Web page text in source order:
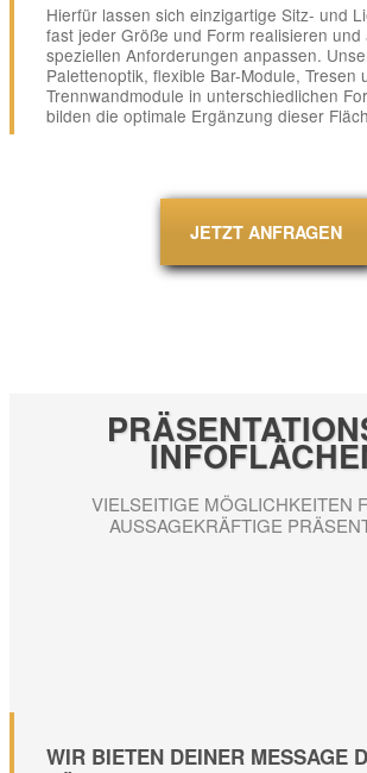
Hierfür lassen sich einzigartige Sitz- und
fast jeder Größe und Form realisieren und
speziellen Anforderungen anpassen.
Palettenoptik, flexible Bar-Module, Tresen
Trennwandmodule in unterschiedlichen
bilden die optimale Ergänzung dieser
JETZT ANFRAGEN
VIELSEITIGE MÖGLICHKEITEN
AUSSAGEKRÄFTIGE
WIR BIETEN DEINER MESSAGE